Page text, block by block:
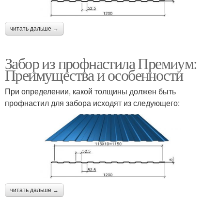
читать дальше →
Забор из профнастила Премиум:
Преимущества и особенности
При определении, какой толщины должен быть
профнастил для забора исходят из следующего:
читать дальше →